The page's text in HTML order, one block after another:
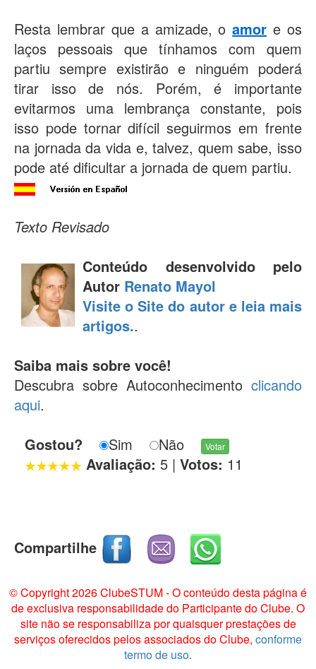
Resta lembrar que a amizade, oamor e os
laços pessoais que tínhamos com quem
partiu sempre existirão e ninguém poderá
tirar isso de nós. Porém, é importante
evitarmos uma lembrança constante, pois
isso pode tornar difícil seguirmos em frente
na jornada da vida e, talvez, quem sabe, isso
pode até dificultar a jornada de quem partiu.
Texto Revisado
Conteúdo desenvolvido pelo
Autor Renato Mayol
Visite o Site do autor e leia mais
artigos..
Saiba mais sobre você!
Descubra sobre Autoconhecimento clicando
aqui.
Gostou?
Sim
Não
Avaliação: 5| Votos: 11
Compartilhe
© Copyright 2026 ClubeSTUM - O conteúdo desta página é
de exclusiva responsabilidade do Participante do Clube. O
site não se responsabiliza por quaisquer prestações de
serviços oferecidos pelos associados do Clube, conforme
termo de uso.